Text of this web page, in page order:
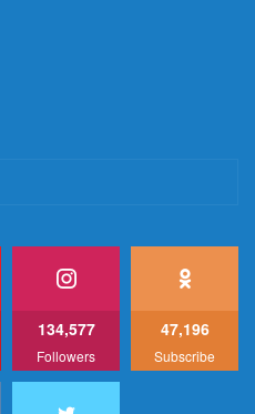
134,577
Followers
47,196
Subscribe